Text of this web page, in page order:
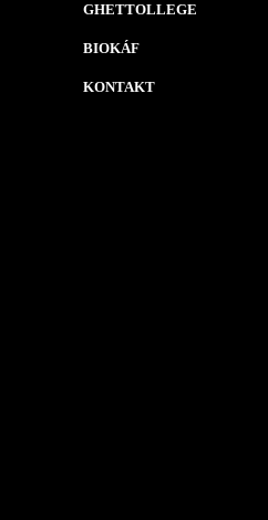
GHETTOLLEGE
BIOKÁF
KONTAKT